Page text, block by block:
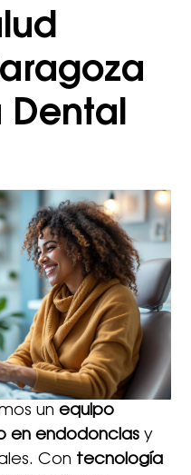
Dental
unequipo
en endodoncias y
Con tecnología